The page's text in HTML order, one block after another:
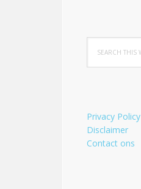
Privacy Policy
Disclaimer
Contact ons